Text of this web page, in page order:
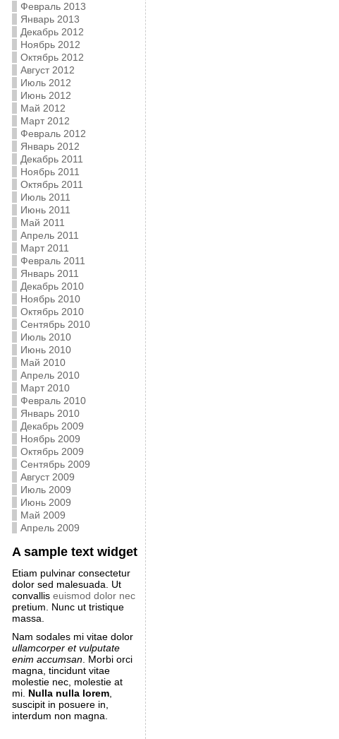
Февраль 2013
Январь 2013
Декабрь 2012
Ноябрь 2012
Октябрь 2012
Август 2012
Июль 2012
Июнь 2012
Май 2012
Март 2012
Февраль 2012
Январь 2012
Декабрь 2011
Ноябрь 2011
Октябрь 2011
Июль 2011
Июнь 2011
Май 2011
Апрель 2011
Март 2011
Февраль 2011
Январь 2011
Декабрь 2010
Ноябрь 2010
Октябрь 2010
Сентябрь 2010
Июль 2010
Июнь 2010
Май 2010
Апрель 2010
Март 2010
Февраль 2010
Январь 2010
Декабрь 2009
Ноябрь 2009
Октябрь 2009
Сентябрь 2009
Август 2009
Июль 2009
Июнь 2009
Май 2009
Апрель 2009
A sample text widget
Etiam pulvinar consectetur
dolor sed malesuada. Ut
convallis euismod dolor nec
pretium. Nunc ut tristique
massa.
Nam sodales mi vitae dolor
ullamcorper et vulputate
enim accumsan. Morbi orci
magna, tincidunt vitae
molestie nec, molestie at
mi. Nulla nulla lorem,
suscipit in posuere in,
interdum non magna.